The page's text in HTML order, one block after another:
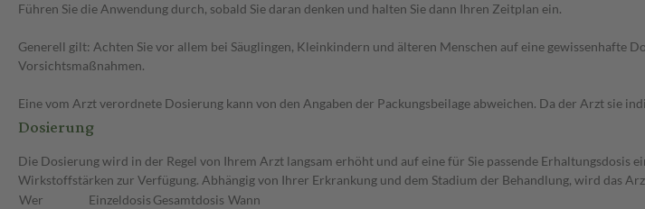
Führen Sie die Anwendung durch, sobald Sie daran denken und halten Sie dann Ihren Zeitplan ein.
Generell gilt: Achten Sie vor allem bei Säuglingen, Kleinkindern und älteren Menschen auf eine
Vorsichtsmaßnahmen.
Eine vom Arzt verordnete Dosierung kann von den Angaben der Packungsbeilage abweichen. Da der Arzt sie
Dosierung
Die Dosierung wird in der Regel von Ihrem Arzt langsam erhöht und auf eine für Sie passende
Wirkstoffstärken zur Verfügung. Abhängig von Ihrer Erkrankung und dem Stadium der Behandlung, wird das
Wer
Einzeldosis Gesamtdosis Wann